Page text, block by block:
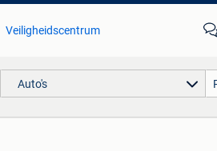
Veiligheidscentrum
Auto's